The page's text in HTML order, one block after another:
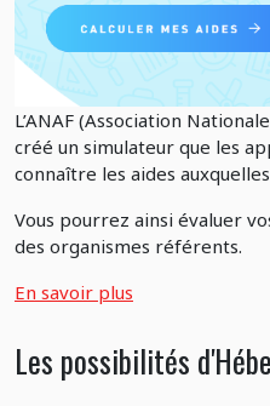
L’ANAF (Association
créé un simulateur que les
connaître les aides
Vous pourrez ainsi évaluer
des organismes référents.
En savoir plus
Les possibilités